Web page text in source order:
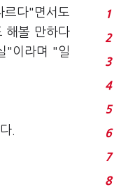
르다"면서도
해볼 만하다
"이라며 "일
.
1
2
3
4
5
6
7
8